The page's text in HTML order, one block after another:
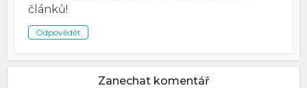
článků!
Odpovědět
Zanechat komentář